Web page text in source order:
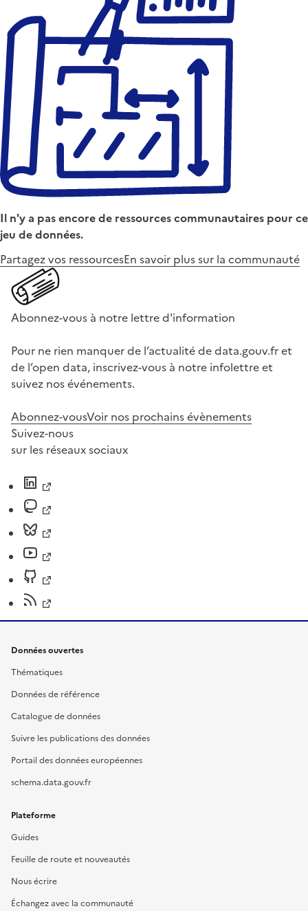
Il n'y a pas encore de ressources communautaires pour ce
jeu de données.
Partagez vos ressourcesEn savoir plus sur la communauté
Abonnez-vous à notre lettre d'information
Pour ne rien manquer de l’actualité de data.gouv.fr et
de l’open data, inscrivez-vous à notre infolettre et
suivez nos événements.
Abonnez-vousVoir nos prochains évènements
Suivez-nous
sur les réseaux sociaux
Données ouvertes
Thématiques
Données de référence
Catalogue de données
Suivre les publications des données
Portail des données européennes
schema.data.gouv.fr
Plateforme
Guides
Feuille de route et nouveautés
Nous écrire
Échangez avec la communauté